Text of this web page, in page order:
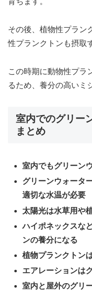
その後、植物性プラン
性プランクトンも摂取
この時期に動物性プラ
るため、養分の高いミ
室内でのグリー
まとめ
室内でもグリーン
グリーンウォータ
適切な水温が必要
太陽光は水草用や
ハイポネックスな
ンの養分になる
植物プランクトン
エアレーションは
室内と屋外のグリ